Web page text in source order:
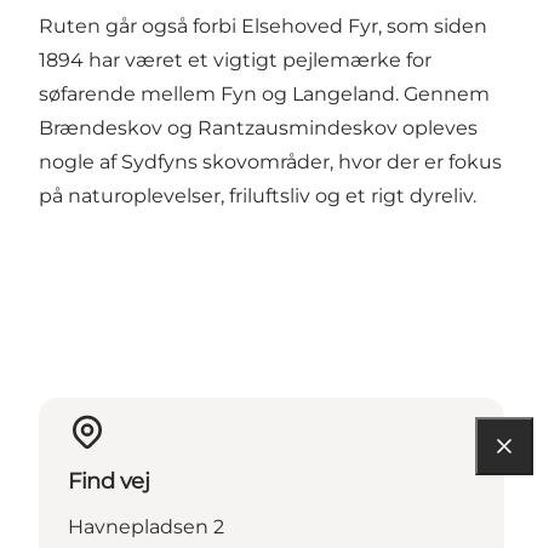
Ruten går også forbi Elsehoved Fyr, som siden
1894 har været et vigtigt pejlemærke for
søfarende mellem Fyn og Langeland. Gennem
Brændeskov og Rantzausmindeskov opleves
nogle af Sydfyns skovområder, hvor der er fokus
på naturoplevelser, friluftsliv og et rigt dyreliv.
Find vej
Havnepladsen 2